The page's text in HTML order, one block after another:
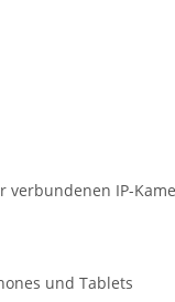
verbundenen IP-
und Tablets